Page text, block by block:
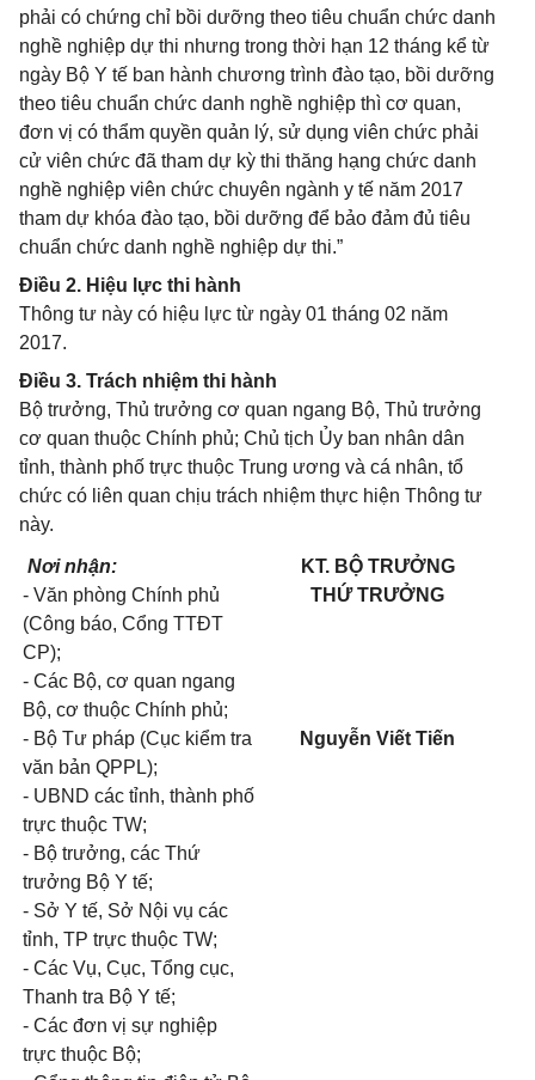
phải có chứng chỉ bồi dưỡng theo tiêu chuẩn chức danh
nghề nghiệp dự thi nhưng trong thời hạn 12 tháng kể từ
ngày Bộ Y tế ban hành chương trình đào tạo, bồi dưỡng
theo tiêu chuẩn chức danh nghề nghiệp thì cơ quan,
đơn vị có thẩm quyền quản lý, sử dụng viên chức phải
cử viên chức đã tham dự kỳ thi thăng hạng chức danh
nghề nghiệp viên chức chuyên ngành y tế năm 2017
tham dự khóa đào tạo, bồi dưỡng để bảo đảm đủ tiêu
chuẩn chức danh nghề nghiệp dự thi.”
Điều 2. Hiệu lực thi hành
Thông tư này có hiệu lực từ ngày 01 tháng 02 năm
2017.
Điều 3. Trách nhiệm thi hành
Bộ trưởng, Thủ trưởng cơ quan ngang Bộ, Thủ trưởng
cơ quan thuộc Chính phủ; Chủ tịch Ủy ban nhân dân
tỉnh, thành phố trực thuộc Trung ương và cá nhân, tổ
chức có liên quan chịu trách nhiệm thực hiện Thông tư
này.
Nơi nhận:
- Văn phòng Chính phủ
(Công báo, Cổng TTĐT
CP);
- Các Bộ, cơ quan ngang
Bộ, cơ thuộc Chính phủ;
- Bộ Tư pháp (Cục kiểm tra
văn bản QPPL);
- UBND các tỉnh, thành phố
trực thuộc TW;
- Bộ trưởng, các Thứ
trưởng Bộ Y tế;
- Sở Y tế, Sở Nội vụ các
tỉnh, TP trực thuộc TW;
- Các Vụ, Cục, Tổng cục,
Thanh tra Bộ Y tế;
- Các đơn vị sự nghiệp
trực thuộc Bộ;
KT. BỘ TRƯỞNG
THỨ TRƯỞNG
Nguyễn Viết Tiến